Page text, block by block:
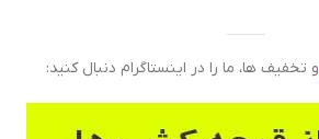
و تخفیف ها، ما را در اینستاگرام دنبال کنید: